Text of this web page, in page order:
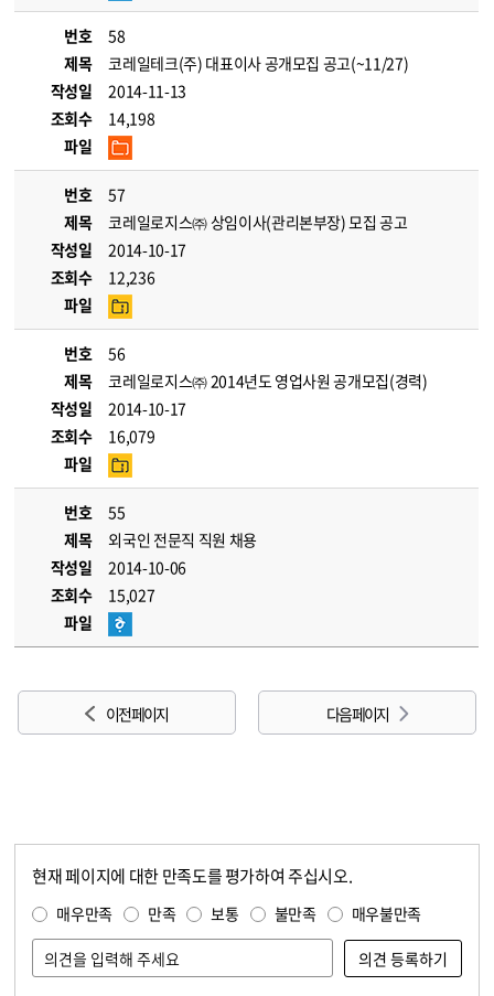
번호
58
제목
코레일테크(주) 대표이사 공개모집 공고(~11/27)
작성일
2014-11-13
조회수
14,198
파일
번호
57
제목
코레일로지스㈜ 상임이사(관리본부장) 모집 공고
작성일
2014-10-17
조회수
12,236
파일
번호
56
제목
코레일로지스㈜ 2014년도 영업사원 공개모집(경력)
작성일
2014-10-17
조회수
16,079
파일
번호
55
제목
외국인 전문직 직원 채용
작성일
2014-10-06
조회수
15,027
파일
이전 페이지 다음 페이지
현재 페이지에 대한 만족도를 평가하여 주십시오.
매우만족 만족 보통 불만족 매우불만족